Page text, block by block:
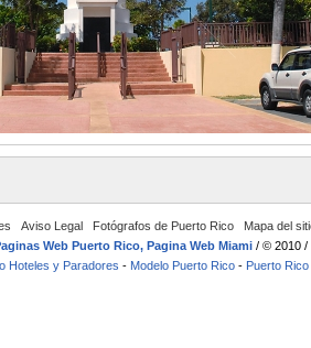
Aviso Legal Fotógrafos de Puerto Rico
Mapa del
Web Puerto Rico, Pagina Web Miami / © 2010 /
Hoteles y Paradores - Modelo Puerto Rico - Puerto